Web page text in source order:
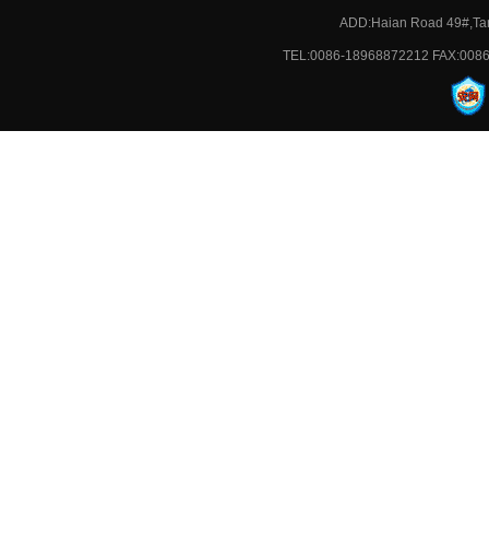
ADD:Haian Road
TEL:0086-18968872212